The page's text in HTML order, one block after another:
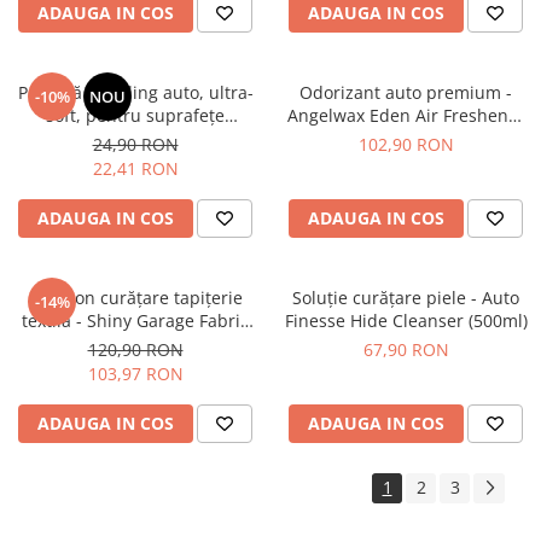
ADAUGA IN COS ADAUGA IN COS
-10% NOU
Pensulă detailing auto, ultra-
soft, pentru suprafețe
delicate - GTools Brush XL
24,90 RON
22,41 RON
ADAUGA IN COS
Odorizant auto premium -
Angelwax Eden Air Freshener
(250ml)
102,90 RON
ADAUGA IN COS
-14%
Șampon curățare tapițerie
textilă - Shiny Garage Fabric
Cleaner (RTU) (5L)
120,90 RON
103,97 RON
ADAUGA IN COS
Soluție curățare piele - Auto
Finesse Hide Cleanser (500ml)
67,90 RON
ADAUGA IN COS
1 2 3